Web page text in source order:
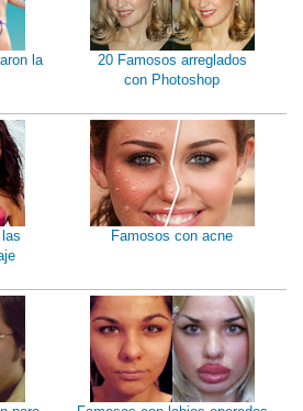
la
20 Famosos arreglados
con Photoshop
Famosos con acne